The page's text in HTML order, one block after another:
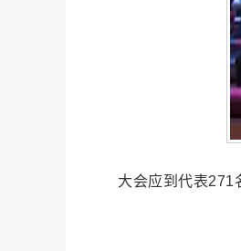
大会应到代表271